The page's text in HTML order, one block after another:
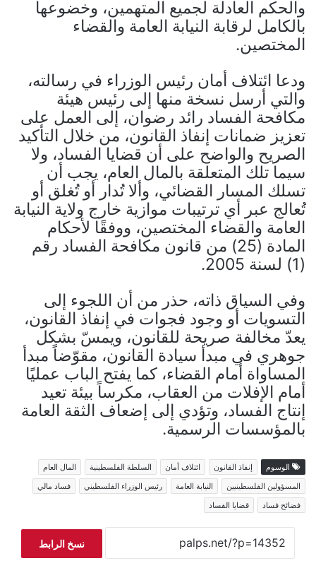
والحكم العادلة لجميع المتهمين، وخضوعها
بالكامل لرقابة النيابة العامة والقضاء
المختصين.
ودعا ائتلاف أمان رئيس الوزراء في رسالته،
والتي أرسل نسخة منها إلى رئيس هيئة
مكافحة الفساد رائد رضوان، إلى العمل على
تعزيز ضمانات إنفاذ القانون، من خلال التأكيد
الصريح والواضح على أن قضايا الفساد، ولا
سيما تلك المتعلقة بالمال العام، يجب أن
تسلك المسار القضائي، وألا تُدار أو تُغلق أو
تُعالج عبر أي ترتيبات موازية خارج ولاية النيابة
العامة والقضاء المختصين، ووفقًا لأحكام
المادة (25) من قانون مكافحة الفساد رقم
(1) لسنة 2005.
وفي السياق ذاته، حذر من أن اللجوء إلى
التسويات أو وجود فجوات في إنفاذ القانون،
يعدّ مخالفة صريحة للقانون، ويمسّ بشكل
جوهري في مبدأ سيادة القانون، مقوّضاً مبدأ
المساواة أمام القضاء، كما يفتح الباب عمليًا
أمام الإفلات من العقاب، مكرساً بيئة تعيد
إنتاج الفساد، وتؤدي إلى إضعاف الثقة العامة
بالمؤسسات الرسمية.
الوسوم إنفاذ القانون ائتلاف أمان السلطة الفلسطينية
المال العام
المسؤولين الفلسطينيين
النيابة العامة رئيس الوزراء الفلسطيني
فساد مالي
فضائح فساد
قضايا الفساد
نسخ الرابط